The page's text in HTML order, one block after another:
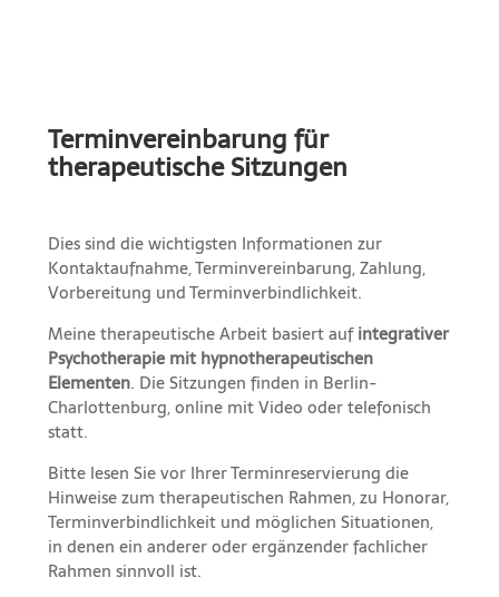
Terminvereinbarung für
therapeutische Sitzungen
Dies sind die wichtigsten Informationen zur
Kontaktaufnahme, Terminvereinbarung, Zahlung,
Vorbereitung und Terminverbindlichkeit.
Meine therapeutische Arbeit basiert aufintegrativer
Psychotherapie mit hypnotherapeutischen
Elementen. Die Sitzungen finden in Berlin-
Charlottenburg, online mit Video oder telefonisch
statt.
Bitte lesen Sie vor Ihrer Terminreservierung die
Hinweise zum therapeutischen Rahmen, zu Honorar,
Terminverbindlichkeit und möglichen Situationen,
in denen ein anderer oder ergänzender fachlicher
Rahmen sinnvoll ist.